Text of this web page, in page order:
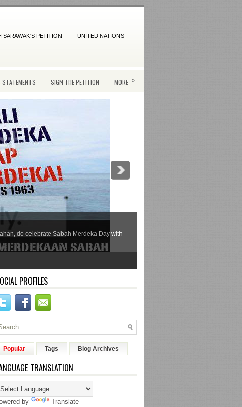
SARAWAK'S PETITION UNITED NATIONS
STATEMENTS SIGN THE PETITION MORE »
do celebrate Sabah Merdeka Day with
PROFILES
Popular Tags Blog Archives
TRANSLATION
by Translate